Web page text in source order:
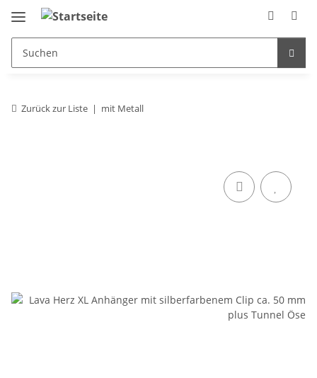
Zurück zur Liste mit Metall